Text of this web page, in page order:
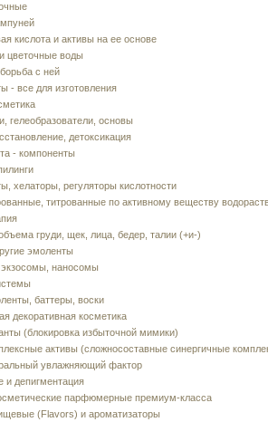
кислота и активы на ее основе
цветочные воды
с ней
- все для изготовления
гелеобразователи, основы
детоксикация
- компоненты
хелаторы, регуляторы кислотности
титрованные по активному веществу
груди, щек, лица, бедер, талии (+и-)
эмоленты
наносомы
баттеры, воски
декоративная косметика
(блокировка избыточной мимики)
активы (сложносоставные синергичные
увлажняющий фактор
и депигментация
парфюмерные премиум-класса
(Flavors) и ароматизаторы